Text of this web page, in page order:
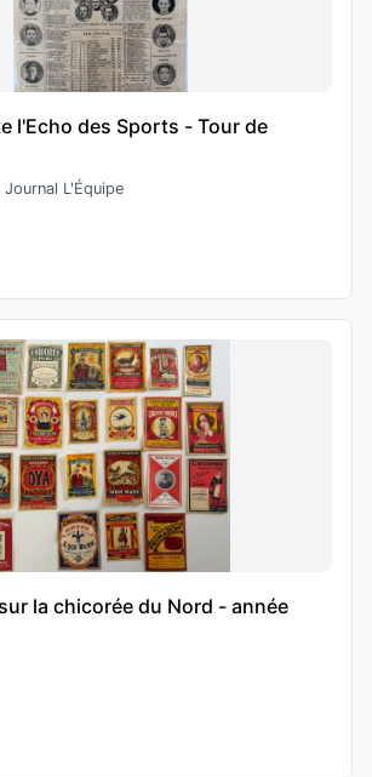
l'Echo des Sports - Tour de
L'Équipe
la chicorée du Nord - année